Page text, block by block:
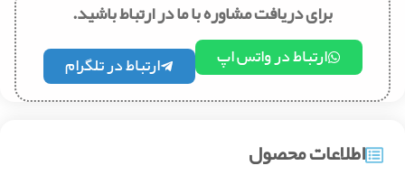
برای دریافت مشاوره با ما در ارتباط باشید.
ارتباط در واتس اپ ارتباط در تلگرام
اطلاعات محصول